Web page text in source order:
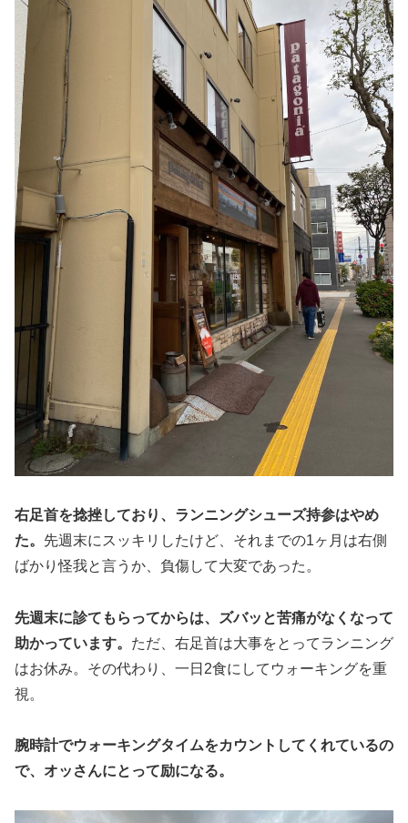
右足首を捻挫しており、ランニングシューズ持参はやめ
た。 先週末にスッキリしたけど、それまでの1ヶ月は右側
ばかり怪我と言うか、負傷して大変であった。
先週末に診てもらってからは、ズバッと苦痛がなくなって
助かっています。 ただ、右足首は大事をとってランニング
はお休み。その代わり、一日2食にしてウォーキングを重
視。
腕時計でウォーキングタイムをカウントしてくれているの
で、オッさんにとって励になる。